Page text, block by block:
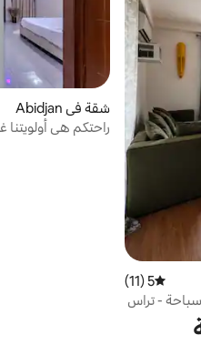
متوسط التقييم 5 من 5، 11 مراجعات
5 (11)
- تراس
شقة في Abidjan
راحتكم هي أولويتنا غرفة معيشة